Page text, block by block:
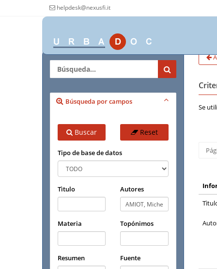
helpdesk@nexusfi.it
Búsqueda por campos
Buscar Reset
Tipo de base de datos
Tìtulo Autores
Materia Topónimos
Resumen Fuente
Se